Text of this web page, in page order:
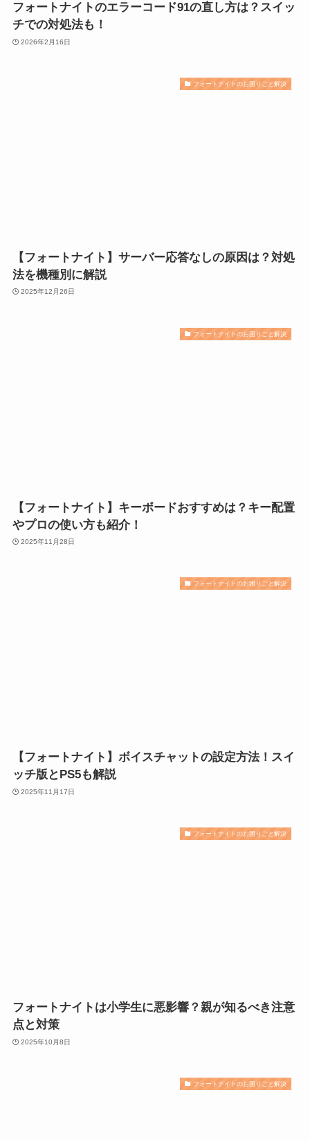
フォートナイトのエラーコード91の直し方は？スイッ
チでの対処法も！
2026年2月16日
フォートナイトのお困りごと解決
【フォートナイト】サーバー応答なしの原因は？対処
法を機種別に解説
2025年12月26日
フォートナイトのお困りごと解決
【フォートナイト】キーボードおすすめは？キー配置
やプロの使い方も紹介！
2025年11月28日
フォートナイトのお困りごと解決
【フォートナイト】ボイスチャットの設定方法！スイ
ッチ版とPS5も解説
2025年11月17日
フォートナイトのお困りごと解決
フォートナイトは小学生に悪影響？親が知るべき注意
点と対策
2025年10月8日
フォートナイトのお困りごと解決